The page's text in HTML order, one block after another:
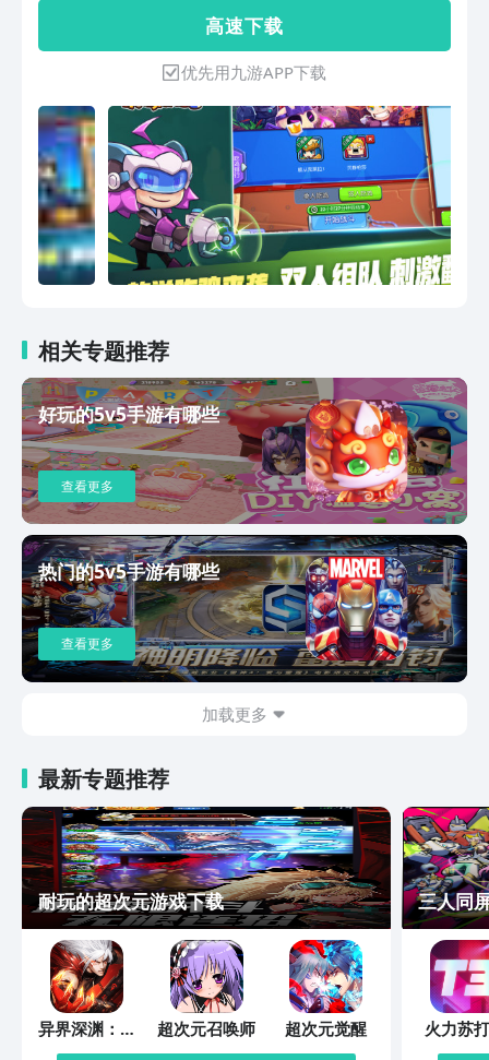
你从没玩过全新版本！英雄！去战斗！
高 速 下 载
优先用九游APP下载
相关专题推荐
好玩的5v5手游有哪些
查看更多
热门的5v5手游有哪些
查看更多
加载更多
最新专题推荐
耐玩的超次元游戏下载
异界深渊：觉
醒
超次元召唤师
超次元觉醒
三人同
火力苏